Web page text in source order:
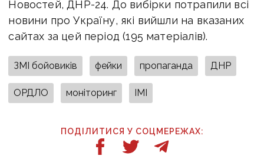
Новостей, ДНР-24. До вибірки потрапили всі
новини про Україну, які вийшли на вказаних
сайтах за цей період (195 матеріалів).
ЗМІ бойовиків фейки пропаганда ДНР
ОРДЛО моніторинг ІМІ
ПОДІЛИТИСЯ У СОЦМЕРЕЖАХ: